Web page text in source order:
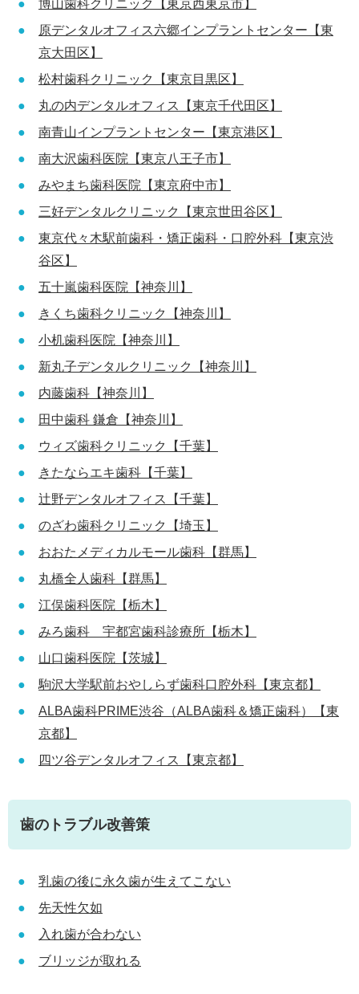
博山歯科クリニック【東京西東京市】
原デンタルオフィス六郷インプラントセンター【東
京大田区】
松村歯科クリニック【東京目黒区】
丸の内デンタルオフィス【東京千代田区】
南青山インプラントセンター【東京港区】
南大沢歯科医院【東京八王子市】
みやまち歯科医院【東京府中市】
三好デンタルクリニック【東京世田谷区】
東京代々木駅前歯科・矯正歯科・口腔外科【東京渋
谷区】
五十嵐歯科医院【神奈川】
きくち歯科クリニック【神奈川】
小机歯科医院【神奈川】
新丸子デンタルクリニック【神奈川】
内藤歯科【神奈川】
田中歯科 鎌倉【神奈川】
ウィズ歯科クリニック【千葉】
きたならエキ歯科【千葉】
辻野デンタルオフィス【千葉】
のざわ歯科クリニック【埼玉】
おおたメディカルモール歯科【群馬】
丸橋全人歯科【群馬】
江俣歯科医院【栃木】
みろ歯科 宇都宮歯科診療所【栃木】
山口歯科医院【茨城】
駒沢大学駅前おやしらず歯科口腔外科【東京都】
ALBA歯科PRIME渋谷（ALBA歯科＆矯正歯科）【東
京都】
四ツ谷デンタルオフィス【東京都】
歯のトラブル改善策
乳歯の後に永久歯が生えてこない
先天性欠如
入れ歯が合わない
ブリッジが取れる